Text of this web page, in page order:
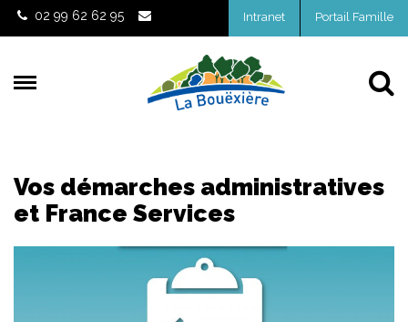
Gestion des traceurs
02 99 62 62 95 Intranet Portail Famille
Vos démarches administratives
et France Services